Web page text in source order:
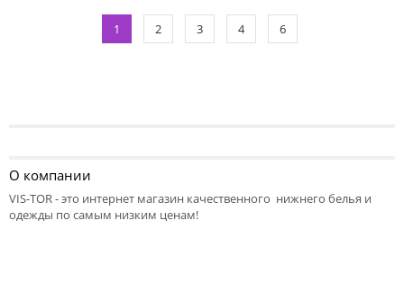
1 2 3 4 6
О компании
VIS-TOR - это интернет магазин качественного нижнего белья и
одежды по самым низким ценам!